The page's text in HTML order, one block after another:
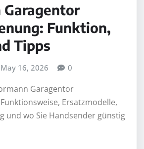
Garagentor
Funktion,
Tipps
May 16, 2026 0
Garagentor
Ersatzmodelle,
und wo Sie Handsender günstig